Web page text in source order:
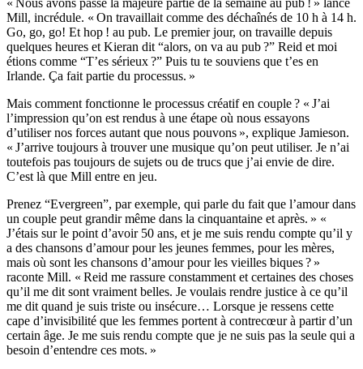
Mill, incrédule. « On travaillait comme des déchaînés de 10 h à 14 h.
Go, go, go! Et hop ! au pub. Le premier jour, on travaille depuis
quelques heures et Kieran dit “alors, on va au pub ?” Reid et moi
étions comme “T’es sérieux ?” Puis tu te souviens que t’es en
Irlande. Ça fait partie du processus. »
Mais comment fonctionne le processus créatif en couple ? « J’ai
l’impression qu’on est rendus à une étape où nous essayons
d’utiliser nos forces autant que nous pouvons », explique Jamieson.
« J’arrive toujours à trouver une musique qu’on peut utiliser. Je n’ai
toutefois pas toujours de sujets ou de trucs que j’ai envie de dire.
C’est là que Mill entre en jeu.
Prenez “Evergreen”, par exemple, qui parle du fait que l’amour dans
un couple peut grandir même dans la cinquantaine et après. » «
J’étais sur le point d’avoir 50 ans, et je me suis rendu compte qu’il y
a des chansons d’amour pour les jeunes femmes, pour les mères,
mais où sont les chansons d’amour pour les vieilles biques ? »
raconte Mill. « Reid me rassure constamment et certaines des choses
qu’il me dit sont vraiment belles. Je voulais rendre justice à ce qu’il
me dit quand je suis triste ou insécure… Lorsque je ressens cette
cape d’invisibilité que les femmes portent à contrecœur à partir d’un
certain âge. Je me suis rendu compte que je ne suis pas la seule qui a
besoin d’entendre ces mots. »